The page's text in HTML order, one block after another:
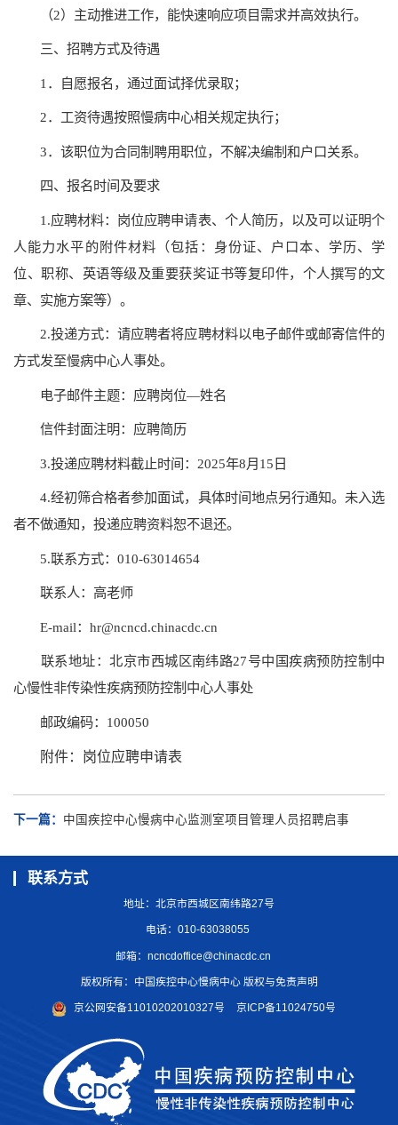
（2）主动推进工作，能快速响应项目需求并高效执行。
三、招聘方式及待遇
1．自愿报名，通过面试择优录取；
2．工资待遇按照慢病中心相关规定执行；
3．该职位为合同制聘用职位，不解决编制和户口关系。
四、报名时间及要求
1.应聘材料：岗位应聘申请表、个人简历，以及可以证明个
人能力水平的附件材料（包括：身份证、户口本、学历、学
位、职称、英语等级及重要获奖证书等复印件，个人撰写的文
章、实施方案等）。
2.投递方式：请应聘者将应聘材料以电子邮件或邮寄信件的
方式发至慢病中心人事处。
电子邮件主题：应聘岗位—姓名
信件封面注明：应聘简历
3.投递应聘材料截止时间：2025年8月15日
4.经初筛合格者参加面试，具体时间地点另行通知。未入选
者不做通知，投递应聘资料恕不退还。
5.联系方式：010-63014654
联系人：高老师
E-mail：hr@ncncd.chinacdc.cn
联系地址：北京市西城区南纬路27号中国疾病预防控制中
心慢性非传染性疾病预防控制中心人事处
邮政编码：100050
附件：岗位应聘申请表
下一篇： 中国疾控中心慢病中心监测室项目管理人员招聘启事
联系方式
地址：北京市西城区南纬路27号
电话：010-63038055
邮箱：ncncdoffice@chinacdc.cn
版权所有：中国疾控中心慢病中心 版权与免责声明
京公网安备11010202010327号 京ICP备11024750号